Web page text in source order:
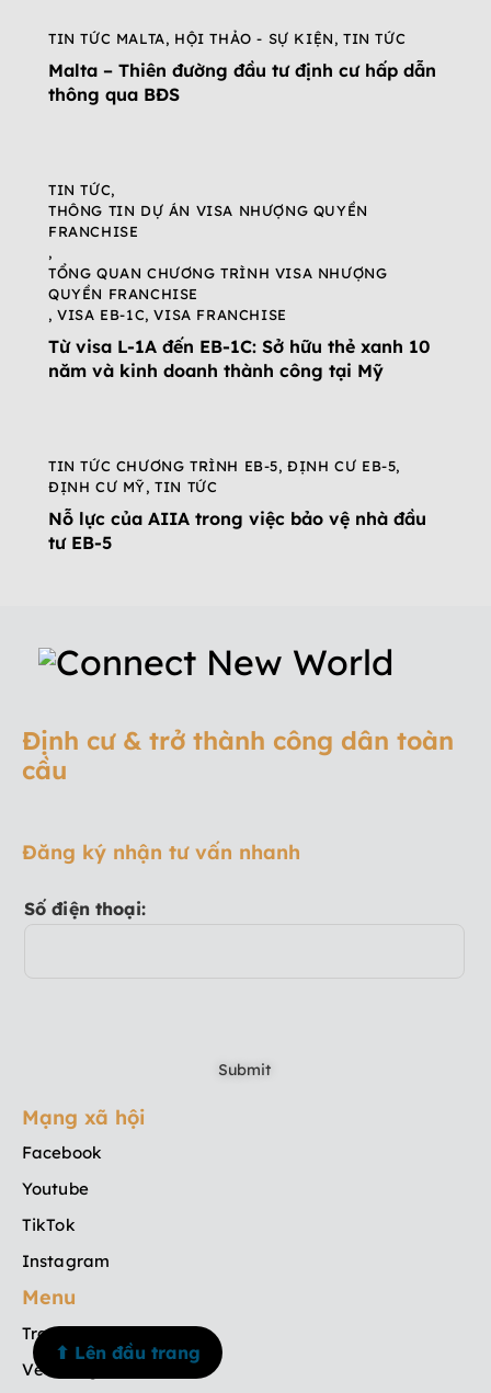
TIN TỨC MALTA, HỘI THẢO - SỰ KIỆN,TIN TỨC
Malta – Thiên đường đầu tư định cư hấp dẫn
thông qua BĐS
TIN TỨC,
THÔNG TIN DỰ ÁN VISA NHƯỢNG QUYỀN
FRANCHISE
,
TỔNG QUAN CHƯƠNG TRÌNH VISA NHƯỢNG
QUYỀN FRANCHISE
,VISA EB-1C,VISA FRANCHISE
Từ visa L-1A đến EB-1C: Sở hữu thẻ xanh 10
năm và kinh doanh thành công tại Mỹ
TIN TỨC CHƯƠNG TRÌNH EB-5,ĐỊNH CƯ EB-5,
ĐỊNH CƯ MỸ,TIN TỨC
Nỗ lực của AIIA trong việc bảo vệ nhà đầu
tư EB-5
Định cư & trở thành công dân toàn
cầu
Đăng ký nhận tư vấn nhanh
Số điện thoại:
Mạng xã hội
Facebook
Youtube
TikTok
Instagram
Menu
Trang chủ
Về chúng tôi
⬆ Lên đầu trang